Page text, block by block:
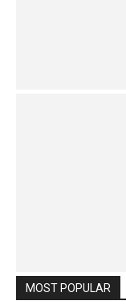
MOST POPULAR